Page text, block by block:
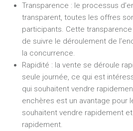
Transparence : le processus
transparent, toutes les offres
participants. Cette
de suivre le déroulement de
la concurrence.
Rapidité : la vente se déroule
seule journée, ce qui est
qui souhaitent vendre
enchères est un avantage pour
souhaitent vendre rapidement
rapidement.